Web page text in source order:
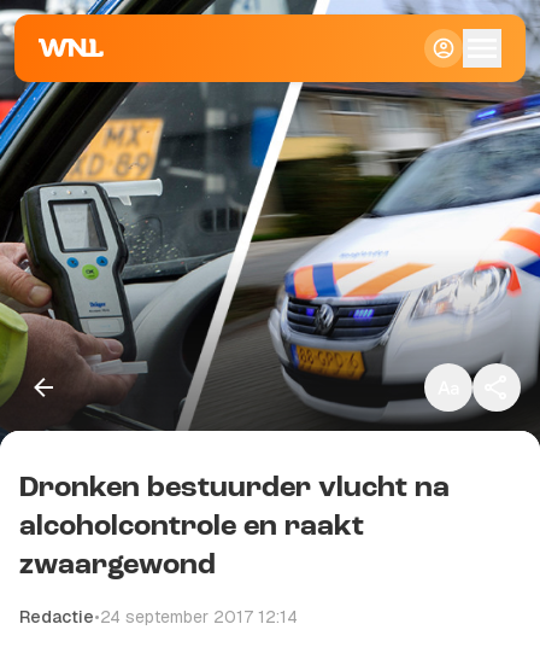
Klein
Standaard
Groot
Kopieer link
Dronken bestuurder vlucht na
alcoholcontrole en raakt
zwaargewond
Redactie•24 september 2017 12:14